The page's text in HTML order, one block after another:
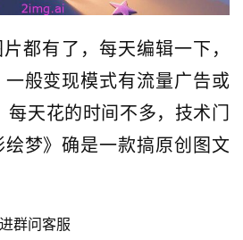
都有了，每天编辑一下，
般变现模式有流量广告或
每天花的时间不多，技术门
梦》确是一款搞原创图文
群问客服